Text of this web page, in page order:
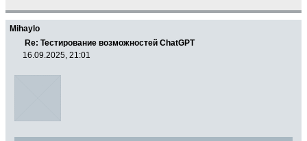
Mihaylo
Re: Тестирование возможностей ChatGPT
16.09.2025, 21:01